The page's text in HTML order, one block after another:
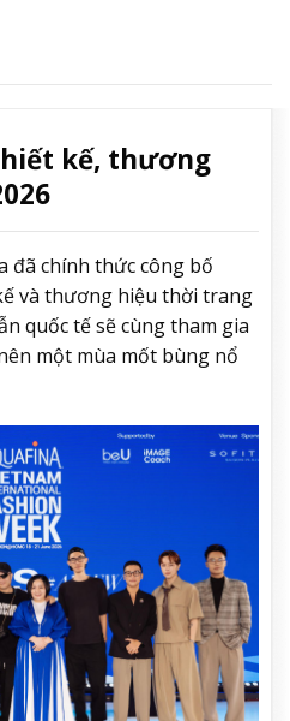
kế, thương
đã chính thức công bố
và thương hiệu thời trang
quốc tế sẽ cùng tham gia
một mùa mốt bùng nổ